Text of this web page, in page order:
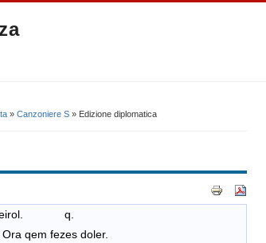
» Canzoniere S » Edizione diplomatica
q.
Ora qem fezes doler.